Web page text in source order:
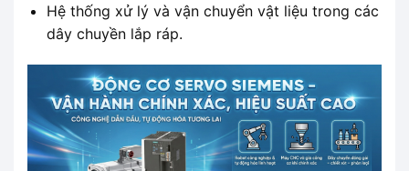
Hệ thống xử lý và vận chuyển vật liệu trong các
dây chuyền lắp ráp.